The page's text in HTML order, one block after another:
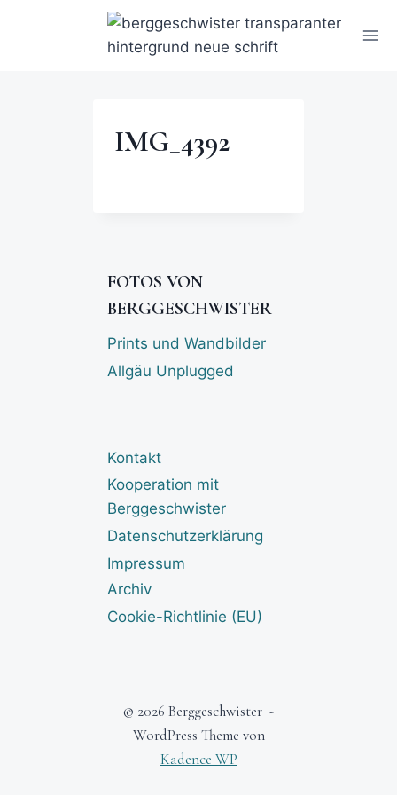
IMG_4392
FOTOS VON
BERGGESCHWISTER
Prints und Wandbilder
Allgäu Unplugged
Kontakt
Kooperation mit
Berggeschwister
Datenschutzerklärung
Impressum
Archiv
Cookie-Richtlinie (EU)
© 2026 Berggeschwister -
WordPress Theme von
Kadence WP